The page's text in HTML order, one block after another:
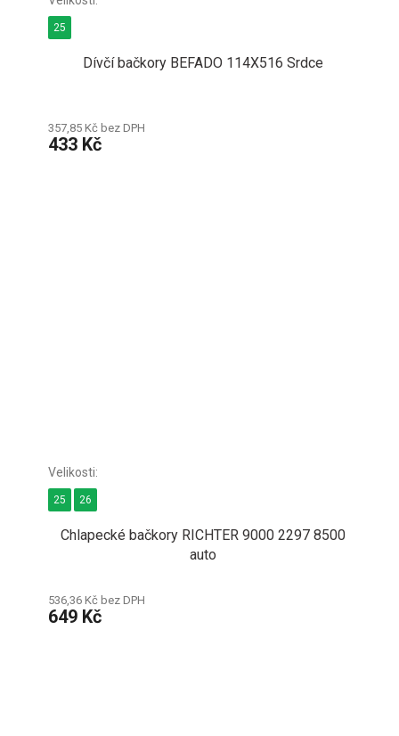
Dívčí bačkory BEFADO 114X516 Srdce
357,85 Kč bez DPH
433 Kč
25
Chlapecké bačkory RICHTER 9000 2297 8500
auto
536,36 Kč bez DPH
649 Kč
25 26